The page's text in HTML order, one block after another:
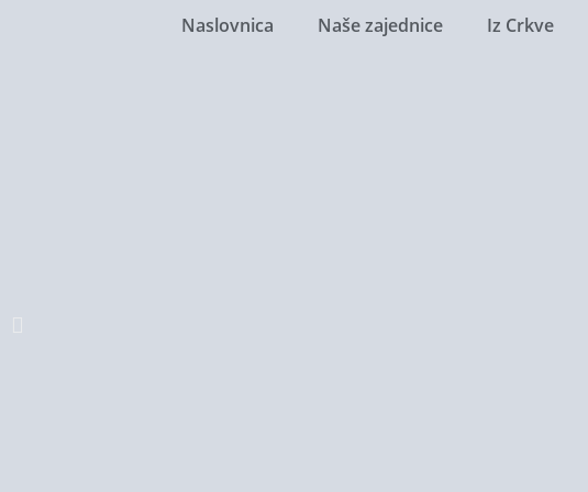
Naslovnica Naše zajednice Iz Crkve